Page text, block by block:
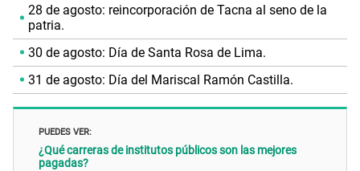
28 de agosto: reincorporación de Tacna al seno de la
patria.
30 de agosto: Día de Santa Rosa de Lima.
31 de agosto: Día del Mariscal Ramón Castilla.
PUEDES VER:
¿Qué carreras de institutos públicos son las mejores
pagadas?